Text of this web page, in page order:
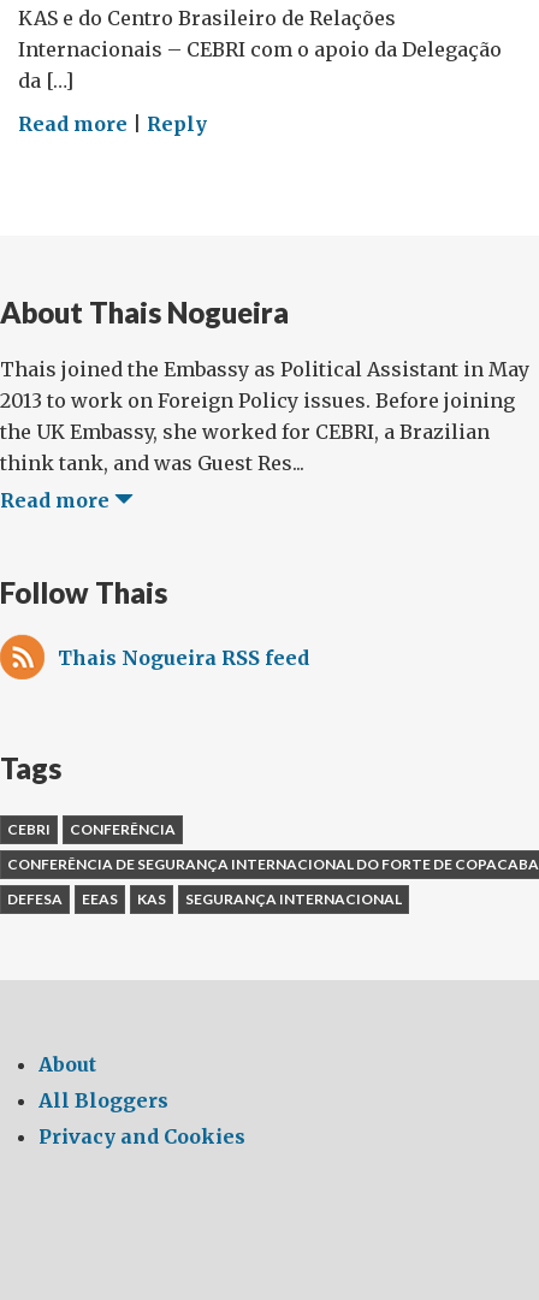
KAS e do Centro Brasileiro de Relações
Internacionais – CEBRI com o apoio da Delegação
da […]
Read more on
internacional
Reply
About Thais Nogueira
Thais joined the Embassy as Political Assistant in May
2013 to work on Foreign Policy issues. Before joining
the UK Embassy, she worked for CEBRI, a Brazilian
think tank, and was Guest Res...
Read more
Follow Thais
Thais Nogueira RSS feed
Tags
CEBRI
CONFERÊNCIA
CONFERÊNCIA DE SEGURANÇA INTERNACIONAL DO FORTE DE
DEFESA
EEAS KAS SEGURANÇA INTERNACIONAL
About
All Bloggers
Privacy and Cookies